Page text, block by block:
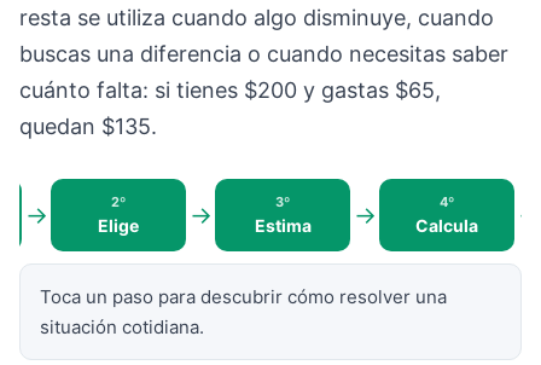
resta se utiliza cuando algo disminuye, cuando
buscas una diferencia o cuando necesitas saber
cuánto falta: si tienes $200 y gastas $65,
quedan $135.
→ 2º
Elige → 3º
Estima → 4º
Calcula →
Toca un paso para descubrir cómo resolver una
situación cotidiana.